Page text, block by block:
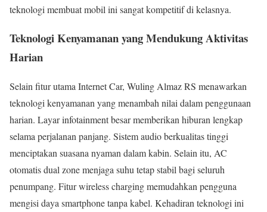
teknologi membuat mobil ini sangat kompetitif di kelasnya.
Teknologi Kenyamanan yang Mendukung Aktivitas
Harian
Selain fitur utama Internet Car, Wuling Almaz RS menawarkan
teknologi kenyamanan yang menambah nilai dalam penggunaan
harian. Layar infotainment besar memberikan hiburan lengkap
selama perjalanan panjang. Sistem audio berkualitas tinggi
menciptakan suasana nyaman dalam kabin. Selain itu, AC
otomatis dual zone menjaga suhu tetap stabil bagi seluruh
penumpang. Fitur wireless charging memudahkan pengguna
mengisi daya smartphone tanpa kabel. Kehadiran teknologi ini